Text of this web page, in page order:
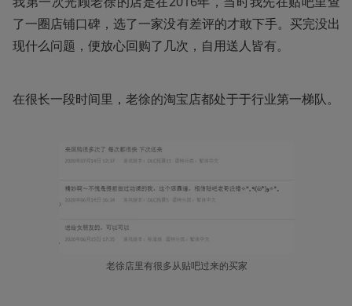
了一圈店铺口碑，选了一家没有差评的才敢下手。买完没出
现什么问题，便放心回购了几次，自用送人皆有。
老徐店里有很多从贴吧过来的买家